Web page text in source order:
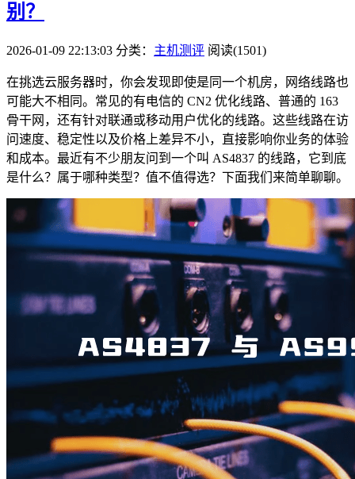
别？
2026-01-09 22:13:03 分类： 主机测评 阅读(1501)
在挑选云服务器时，你会发现即使是同一个机房，网络线路也
可能大不相同。常见的有电信的 CN2 优化线路、普通的 163
骨干网，还有针对联通或移动用户优化的线路。这些线路在访
问速度、稳定性以及价格上差异不小，直接影响你业务的体验
和成本。最近有不少朋友问到一个叫 AS4837 的线路，它到底
是什么？属于哪种类型？值不值得选？下面我们来简单聊聊。